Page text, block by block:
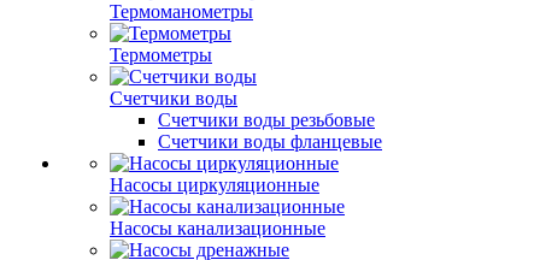
Термоманометры
Термометры
Счетчики воды
Счетчики воды резьбовые
Счетчики воды фланцевые
Насосы циркуляционные
Насосы канализационные